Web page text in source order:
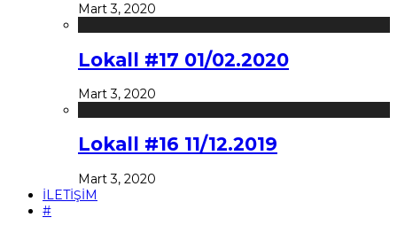
Mart 3, 2020
Lokall #17 01/02.2020
Mart 3, 2020
Lokall #16 11/12.2019
Mart 3, 2020
İLETİŞİM
#